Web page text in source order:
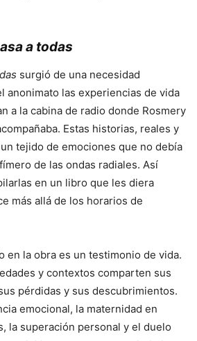
a todas
surgió de una necesidad
anonimato las experiencias de vida
a la cabina de radio donde Rosmery
Estas historias, reales y
tejido de emociones que no debía
de las ondas radiales. Así
en un libro que les diera
más allá de los horarios de
en la obra es un testimonio de vida.
y contextos comparten sus
pérdidas y sus descubrimientos.
emocional, la maternidad en
la superación personal y el duelo